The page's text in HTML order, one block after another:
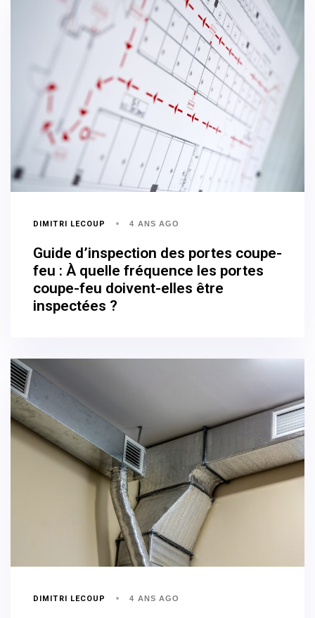
DIMITRI LECOUP 4 ANS AGO
Guide d’inspection des portes coupe-
feu : À quelle fréquence les portes
coupe-feu doivent-elles être
inspectées ?
DIMITRI LECOUP 4 ANS AGO